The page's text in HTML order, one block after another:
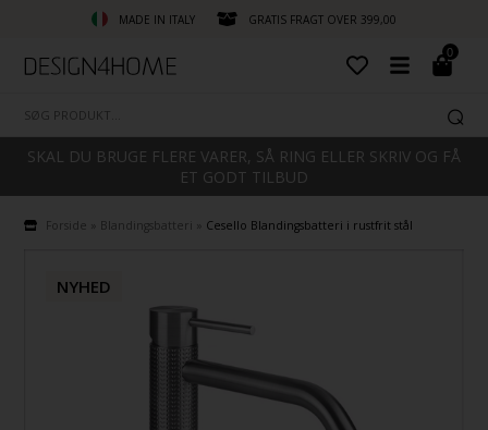
MADE IN ITALY GRATIS FRAGT OVER 399,00
0
SKAL DU BRUGE FLERE VARER, SÅ RING ELLER SKRIV OG FÅ
ET GODT TILBUD
Forside Blandingsbatteri Cesello Blandingsbatteri i rustfrit stål
NYHED